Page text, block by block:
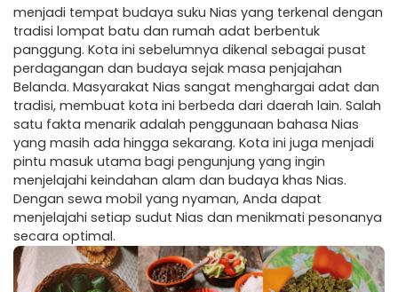
menjadi tempat budaya suku Nias yang terkenal dengan
tradisi lompat batu dan rumah adat berbentuk
panggung. Kota ini sebelumnya dikenal sebagai pusat
perdagangan dan budaya sejak masa penjajahan
Belanda. Masyarakat Nias sangat menghargai adat dan
tradisi, membuat kota ini berbeda dari daerah lain. Salah
satu fakta menarik adalah penggunaan bahasa Nias
yang masih ada hingga sekarang. Kota ini juga menjadi
pintu masuk utama bagi pengunjung yang ingin
menjelajahi keindahan alam dan budaya khas Nias.
Dengan sewa mobil yang nyaman, Anda dapat
menjelajahi setiap sudut Nias dan menikmati pesonanya
secara optimal.